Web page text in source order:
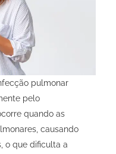
pulmonar
pelo
quando as
causando
o que dificulta a